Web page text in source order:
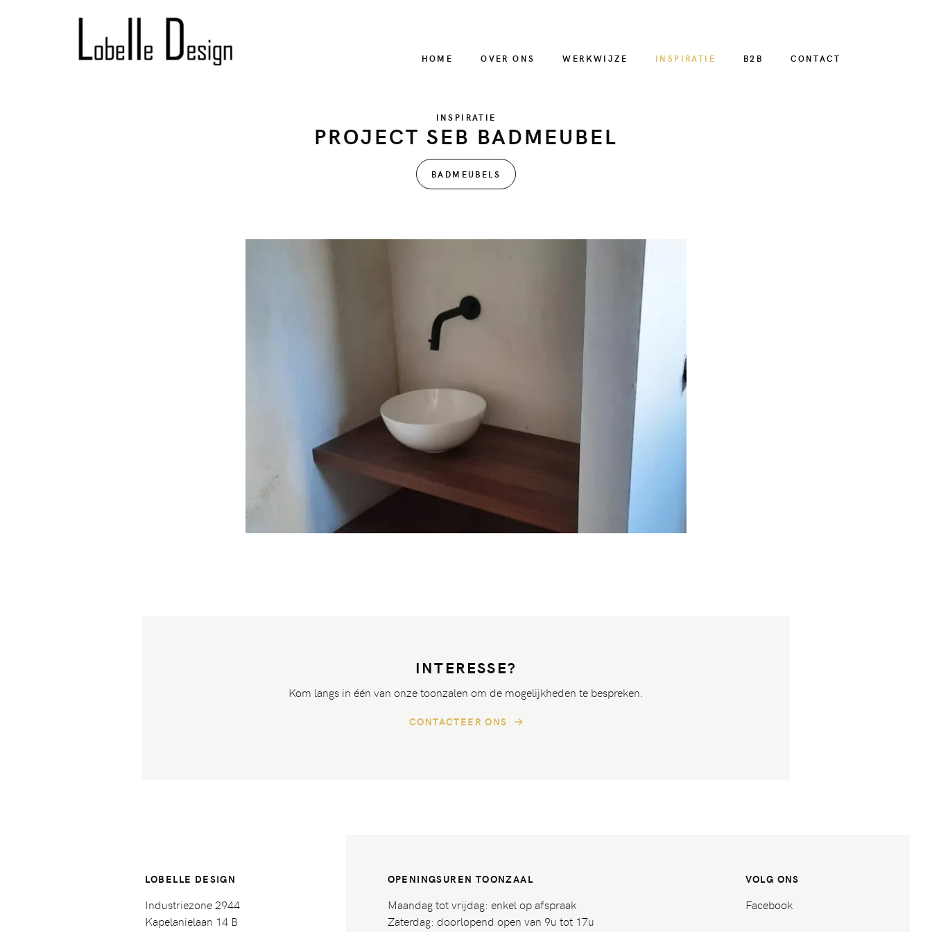
HOME OVER ONS WERKWIJZE INSPIRATIE B2B CONTACT
INSPIRATIE
PROJECT SEB BADMEUBEL
BADMEUBELS
INTERESSE?
Kom langs in één van onze toonzalen om de mogelijkheden te bespreken.
CONTACTEER ONS
LOBELLE DESIGN
Industriezone 2944
Kapelanielaan 14 B
OPENINGSUREN TOONZAAL
Maandag tot vrijdag: enkel op afspraak
Zaterdag: doorlopend open van 9u tot 17u
VOLG ONS
Facebook